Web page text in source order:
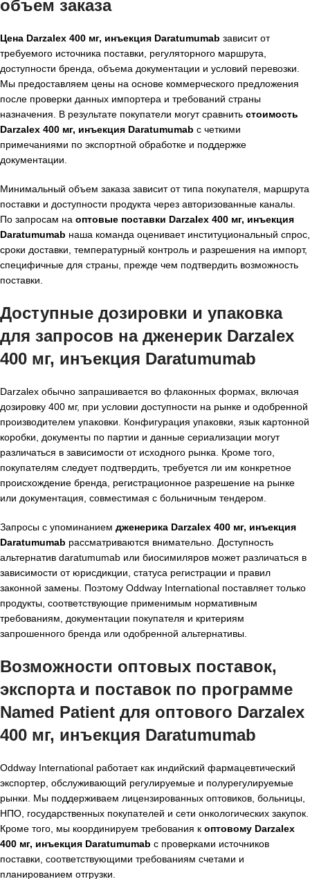
объем заказа
Цена Darzalex 400 мг, инъекция Daratumumab зависит от
требуемого источника поставки, регуляторного маршрута,
доступности бренда, объема документации и условий перевозки.
Мы предоставляем цены на основе коммерческого предложения
после проверки данных импортера и требований страны
назначения. В результате покупатели могут сравнить стоимость
Darzalex 400 мг, инъекция Daratumumab с четкими
примечаниями по экспортной обработке и поддержке
документации.
Минимальный объем заказа зависит от типа покупателя, маршрута
поставки и доступности продукта через авторизованные каналы.
По запросам на оптовые поставки Darzalex 400 мг, инъекция
Daratumumab наша команда оценивает институциональный спрос,
сроки доставки, температурный контроль и разрешения на импорт,
специфичные для страны, прежде чем подтвердить возможность
поставки.
Доступные дозировки и упаковка
для запросов на дженерик Darzalex
400 мг, инъекция Daratumumab
Darzalex обычно запрашивается во флаконных формах, включая
дозировку 400 мг, при условии доступности на рынке и одобренной
производителем упаковки. Конфигурация упаковки, язык картонной
коробки, документы по партии и данные сериализации могут
различаться в зависимости от исходного рынка. Кроме того,
покупателям следует подтвердить, требуется ли им конкретное
происхождение бренда, регистрационное разрешение на рынке
или документация, совместимая с больничным тендером.
Запросы с упоминанием дженерика Darzalex 400 мг, инъекция
Daratumumab рассматриваются внимательно. Доступность
альтернатив daratumumab или биосимиляров может различаться в
зависимости от юрисдикции, статуса регистрации и правил
законной замены. Поэтому Oddway International поставляет только
продукты, соответствующие применимым нормативным
требованиям, документации покупателя и критериям
запрошенного бренда или одобренной альтернативы.
Возможности оптовых поставок,
экспорта и поставок по программе
Named Patient для оптового Darzalex
400 мг, инъекция Daratumumab
Oddway International работает как индийский фармацевтический
экспортер, обслуживающий регулируемые и полурегулируемые
рынки. Мы поддерживаем лицензированных оптовиков, больницы,
НПО, государственных покупателей и сети онкологических закупок.
Кроме того, мы координируем требования к оптовому Darzalex
400 мг, инъекция Daratumumab с проверками источников
поставки, соответствующими требованиям счетами и
планированием отгрузки.